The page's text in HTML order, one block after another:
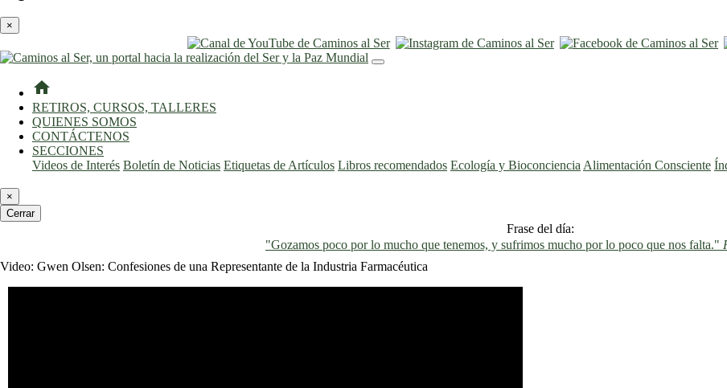
×
home
RETIROS, CURSOS, TALLERES
QUIENES SOMOS
CONTÁCTENOS
SECCIONES
Videos de Interés Boletín de Noticias Etiquetas de Artículos Libros recomendados Ecología y Bioconciencia Alimentación Consciente
×
Cerrar
Frase del día:
"Gozamos poco por lo mucho que tenemos, y sufrimos mucho por lo poco que nos falta."
Video: Gwen Olsen: Confesiones de una Representante de la Industria Farmacéutica